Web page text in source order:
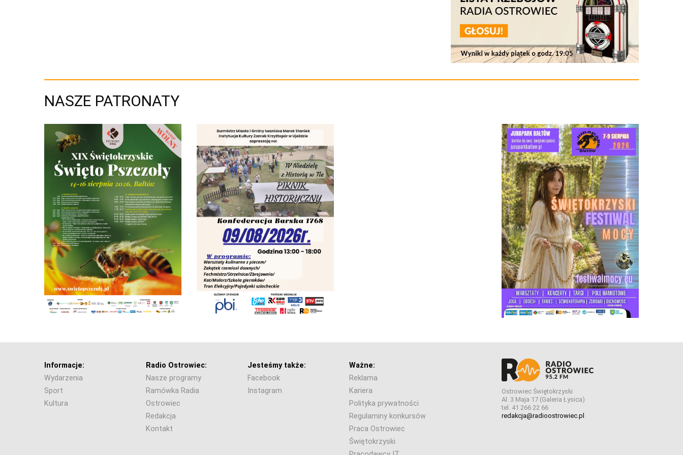
NASZE PATRONATY
Informacje:
Wydarzenia
Sport
Kultura
Radio Ostrowiec:
Nasze programy
Ramówka Radia
Ostrowiec
Redakcja
Kontakt
Jesteśmy także:
Facebook
Instagram
Ważne:
Reklama
Kariera
Polityka prywatności
Regulaminy konkursów
Praca Ostrowiec
Świętokrzyski
Ostrowiec Świętokrzyski
Al. 3 Maja 17 (Galeria Łysica)
tel. 41 266 22 66
redakcja@radioostrowiec.pl